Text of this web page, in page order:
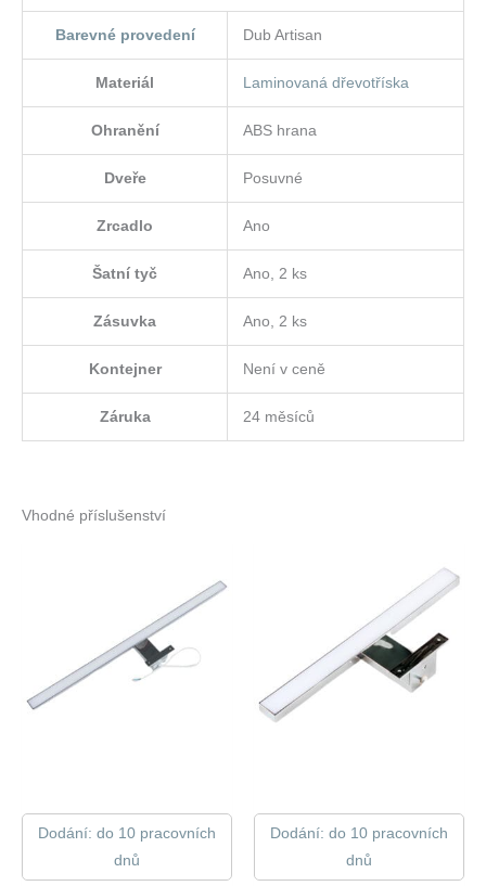
Barevné provedení Dub Artisan
Materiál Laminovaná dřevotříska
Ohranění ABS hrana
Dveře Posuvné
Zrcadlo Ano
Šatní tyč Ano, 2 ks
Zásuvka Ano, 2 ks
Kontejner Není v ceně
Záruka 24 měsíců
Vhodné příslušenství
Dodání: do 10 pracovních
dnů
Dodání: do 10 pracovních
dnů